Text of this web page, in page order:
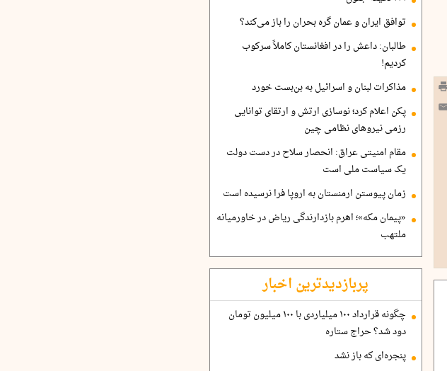
توافق ایران و عمان گره بحران را باز می‌کند؟
طالبان: داعش را در افغانستان کاملاً سرکوب
کردیم!
مذاکرات لبنان و اسرائیل به بن‌بست خورد
پکن اعلام کرد؛ نوسازی ارتش و ارتقای توانایی
رزمی نیروهای نظامی چین
مقام امنیتی عراق: انحصار سلاح در دست دولت
یک سیاست ملی است
زمان پیوستن ارمنستان به اروپا فرا نرسیده است
«پیمان مکه»؛ اهرم بازدارندگی ریاض در خاورمیانه
ملتهب
پربازدیدترین اخبار
چگونه قرارداد ۱۰۰ میلیاردی با ۱۰۰ میلیون تومان
دود شد؟ حراج ستاره
پنجره‌ای که باز نشد